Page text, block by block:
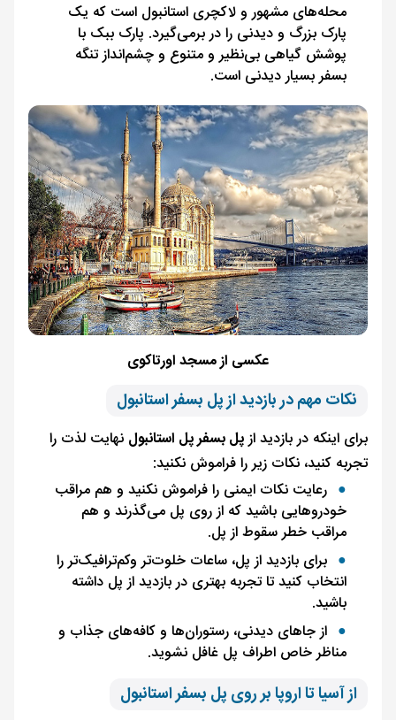
محله‌های مشهور و لاکچری استانبول است که یک
پارک بزرگ و دیدنی را در برمی‌گیرد. پارک ببک با
پوشش گیاهی بی‌نظیر و متنوع و چشم‌انداز تنگه
بسفر بسیار دیدنی است.
عکسی از مسجد اورتاکوی
نکات مهم در بازدید از پل بسفر استانبول
برای اینکه در بازدید ازپل بسفر پل استانبول نهایت لذت را
تجربه کنید، نکات زیر را فراموش نکنید:
رعایت نکات ایمنی را فراموش نکنید و هم مراقب
خودروهایی باشید که از روی پل می‌گذرند و هم
مراقب خطر سقوط از پل.
برای بازدید از پل، ساعات خلوت‌تر وکم‌ترافیک‌تر را
انتخاب کنید تا تجربه بهتری در بازدید از پل داشته
باشید.
از جاهای دیدنی، رستوران‌ها و کافه‌های جذاب و
مناظر خاص اطراف پل غافل نشوید.
از آسیا تا اروپا بر روی پل بسفر استانبول